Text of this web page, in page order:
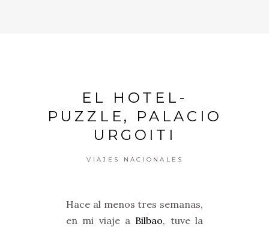
EL HOTEL-
PUZZLE, PALACIO
URGOITI
VIAJES NACIONALES
Hace al menos tres semanas,
en mi viaje a Bilbao, tuve la